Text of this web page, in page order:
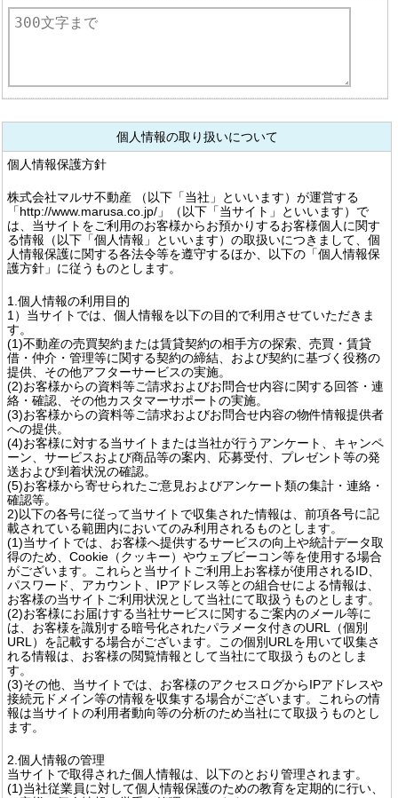
個人情報の取り扱いについて
個人情報保護方針
株式会社マルサ不動産 （以下「当社」といいます）が運営する
「http://www.marusa.co.jp/」（以下「当サイト」といいます）で
は、当サイトをご利用のお客様からお預かりするお客様個人に関す
る情報（以下「個人情報」といいます）の取扱いにつきまして、個
人情報保護に関する各法令等を遵守するほか、以下の「個人情報保
護方針」に従うものとします。
1.個人情報の利用目的
1）当サイトでは、個人情報を以下の目的で利用させていただきま
す。
(1)不動産の売買契約または賃貸契約の相手方の探索、売買・賃貸
借・仲介・管理等に関する契約の締結、および契約に基づく役務の
提供、その他アフターサービスの実施。
(2)お客様からの資料等ご請求およびお問合せ内容に関する回答・連
絡・確認、その他カスタマーサポートの実施。
(3)お客様からの資料等ご請求およびお問合せ内容の物件情報提供者
への提供。
(4)お客様に対する当サイトまたは当社が行うアンケート、キャンペ
ーン、サービスおよび商品等の案内、応募受付、プレゼント等の発
送および到着状況の確認。
(5)お客様から寄せられたご意見およびアンケート類の集計・連絡・
確認等。
2)以下の各号に従って当サイトで収集された情報は、前項各号に記
載されている範囲内においてのみ利用されるものとします。
(1)当サイトでは、お客様へ提供するサービスの向上や統計データ取
得のため、Cookie（クッキー）やウェブビーコン等を使用する場合
がございます。これらと当サイトご利用上お客様が使用されるID、
パスワード、アカウント、IPアドレス等との組合せによる情報は、
お客様の当サイトご利用状況として当社にて取扱うものとします。
(2)お客様にお届けする当社サービスに関するご案内のメール等に
は、お客様を識別する暗号化されたパラメータ付きのURL（個別
URL）を記載する場合がございます。この個別URLを用いて収集さ
れる情報は、お客様の閲覧情報として当社にて取扱うものとしま
す。
(3)その他、当サイトでは、お客様のアクセスログからIPアドレスや
接続元ドメイン等の情報を収集する場合がございます。これらの情
報は当サイトの利用者動向等の分析のため当社にて取扱うものとし
ます。
2.個人情報の管理
当サイトで取得された個人情報は、以下のとおり管理されます。
(1)当社従業員に対して個人情報保護のための教育を定期的に行い、